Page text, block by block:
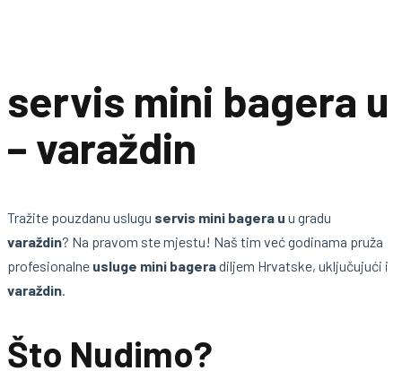
servis mini bagera u
– varaždin
Tražite pouzdanu uslugu servis mini bagera u u gradu
varaždin? Na pravom ste mjestu! Naš tim već godinama pruža
profesionalne usluge mini bageradiljem Hrvatske, uključujući i
varaždin.
Što Nudimo?